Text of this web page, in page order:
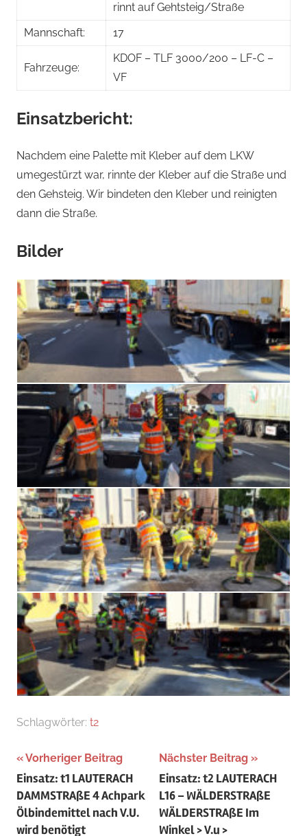
rinnt auf Gehtsteig/Straße
Mannschaft:
17
Fahrzeuge:
KDOF – TLF 3000/200 – LF-C –
VF
Einsatzbericht:
Nachdem eine Palette mit Kleber auf dem LKW
umegestürzt war, rinnte der Kleber auf die Straße und
den Gehsteig. Wir bindeten den Kleber und reinigten
dann die Straße.
Bilder
Schlagwörter: t2
Beitragsnavigation
Vorheriger Beitrag
Einsatz: t1 LAUTERACH
DAMMSTRAßE 4 Achpark
Ölbindemittel nach V.U.
wird benötigt
Nächster Beitrag
Einsatz: t2 LAUTERACH
L16 – WÄLDERSTRAßE
WÄLDERSTRAßE Im
Winkel > V.u >